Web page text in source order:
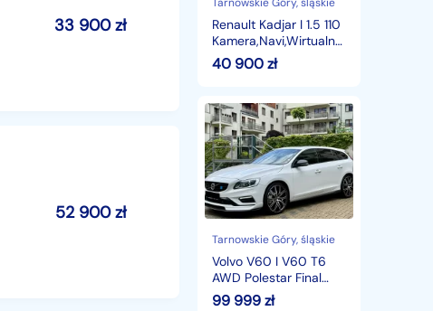
33 900zł
52 900zł
Renault Kadjar I 1.5 110
Kamera,Navi,Wirtualne
zegay,Gwarancja
40 900zł
Volvo
V60
I
V60
T6
AWD
Polestar
Final
Edition
338/1500
Tarnowskie Góry, śląskie
Volvo V60 I V60 T6
AWD Polestar Final
Edition 338/1500
99 999zł